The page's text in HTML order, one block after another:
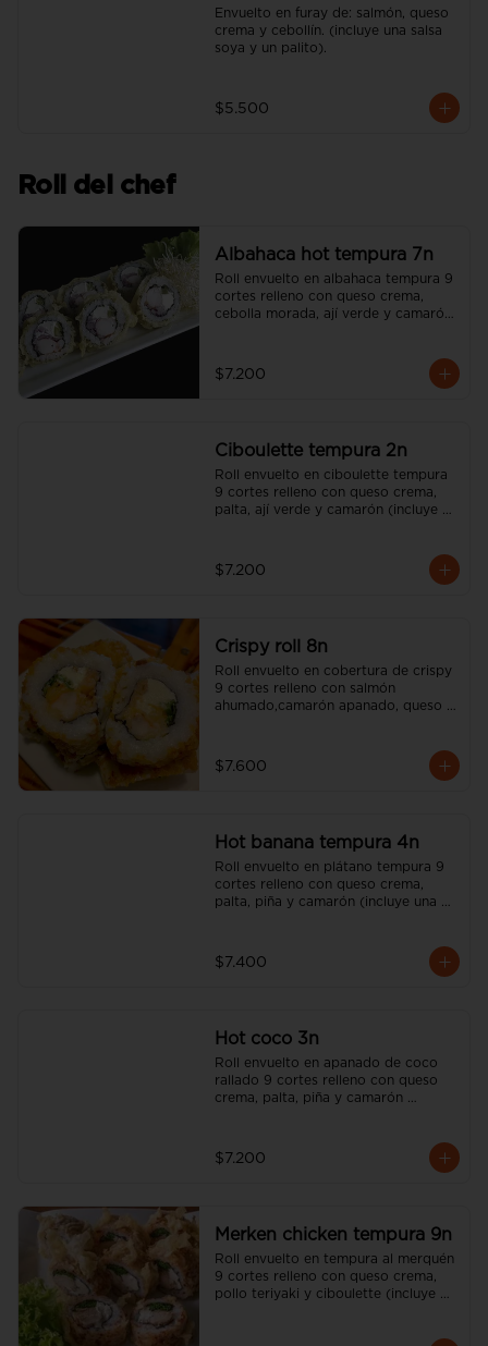
Envuelto en furay de: salmón, queso
crema y cebollín. (incluye una salsa
soya y un palito).
$5.500
Roll del chef
Albahaca hot tempura 7n
Roll envuelto en albahaca tempura 9
cortes relleno con queso crema,
cebolla morada, ají verde y camarón
$7.200
Ciboulette tempura 2n
Roll envuelto en ciboulette tempura
9 cortes relleno con queso crema,
palta, ají verde y camarón (incluye
$7.200
Crispy roll 8n
Roll envuelto en cobertura de crispy
9 cortes relleno con salmón
ahumado,camarón apanado, queso
$7.600
Hot banana tempura 4n
Roll envuelto en plátano tempura 9
cortes relleno con queso crema,
palta, piña y camarón (incluye una
$7.400
Hot coco 3n
Roll envuelto en apanado de coco
rallado 9 cortes relleno con queso
crema, palta, piña y camarón
$7.200
Merken chicken tempura 9n
Roll envuelto en tempura al merquén
9 cortes relleno con queso crema,
pollo teriyaki y ciboulette (incluye